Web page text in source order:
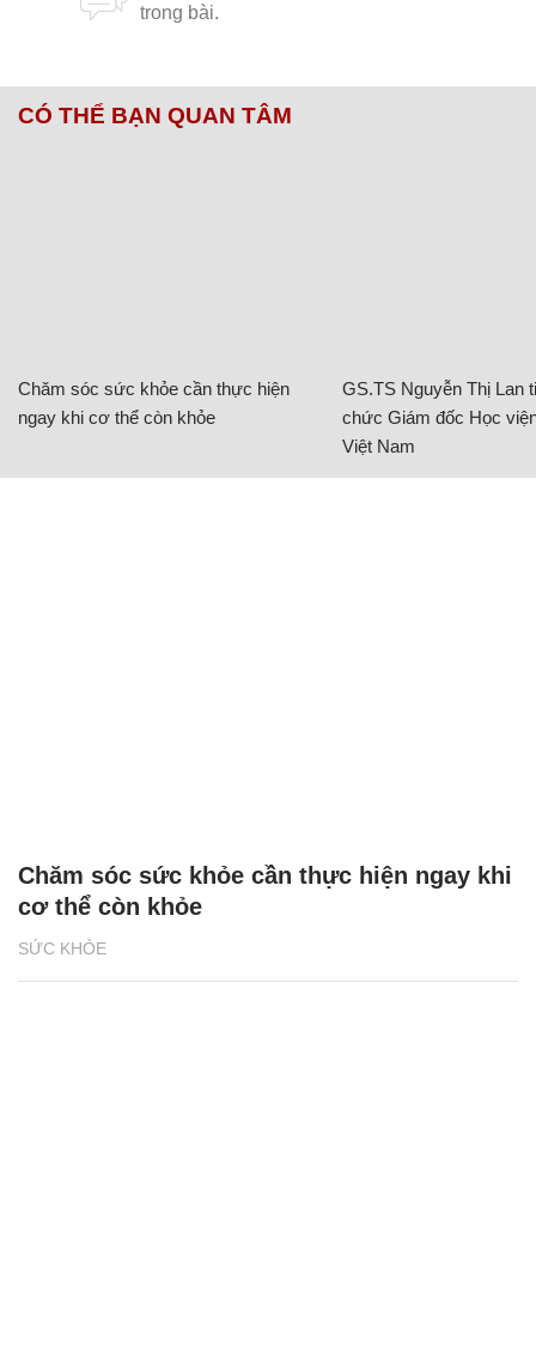
CÓ THỂ BẠN QUAN TÂM
Chăm sóc sức khỏe cần thực hiện
ngay khi cơ thể còn khỏe
GS.TS Nguyễn Thị Lan
chức Giám đốc Học
Việt Nam
SỨC KHỎE
Chăm sóc sức khỏe cần thực hiện ngay khi
cơ thể còn khỏe